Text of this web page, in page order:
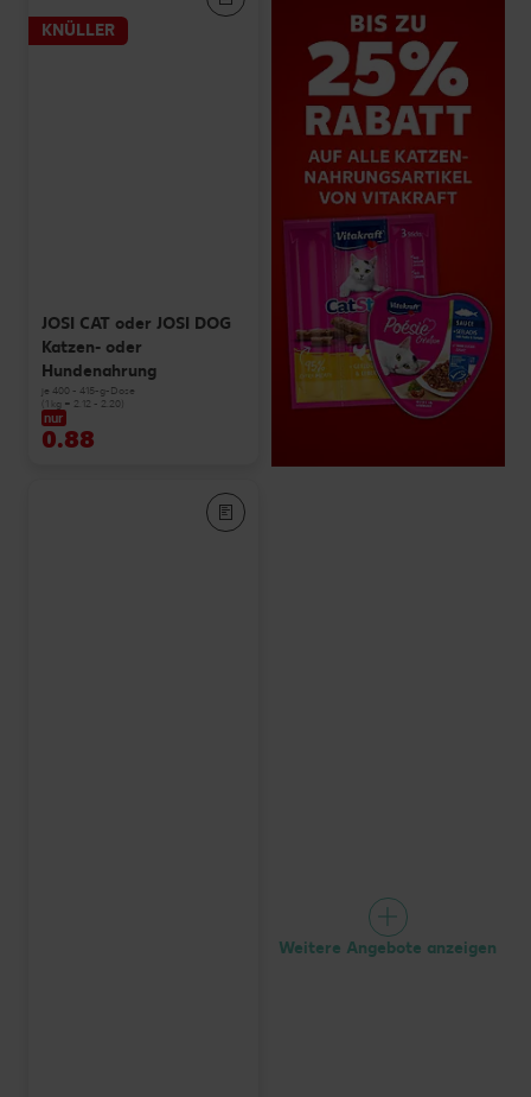
KNÜLLER
JOSI CAT oder JOSI DOG
Katzen- oder
Hundenahrung
je 400 - 415-g-Dose
(1 kg = 2.12 - 2.20)
nur
0.88
Weitere Angebote anzeigen